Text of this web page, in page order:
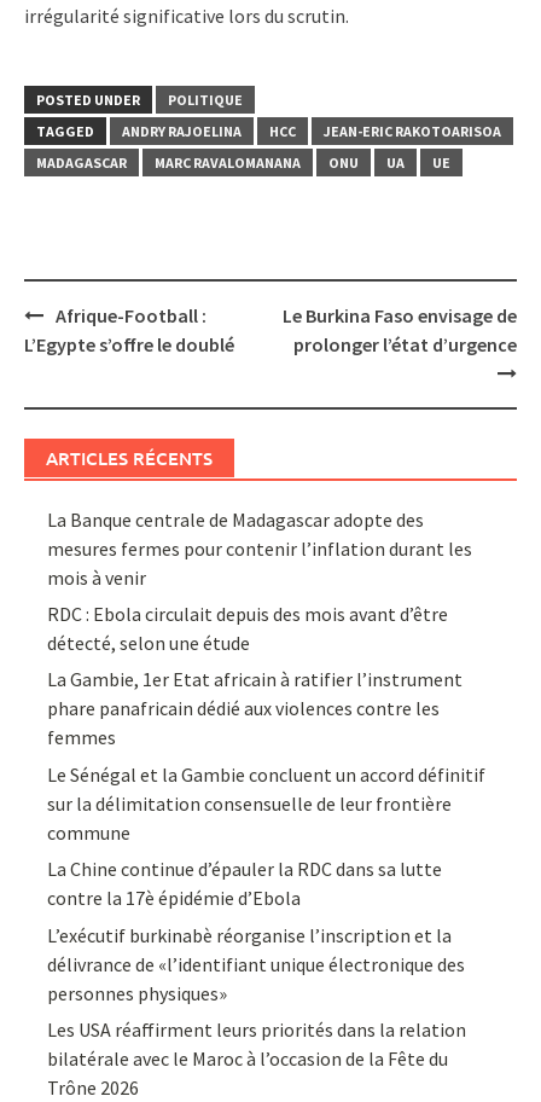
irrégularité significative lors du scrutin.
POSTED UNDER
POLITIQUE
TAGGED
ANDRY RAJOELINA HCC
JEAN-ERIC RAKOTOARISOA
MADAGASCAR
MARC RAVALOMANANA ONU UA UE
Post
navigation
Afrique-Football :
L’Egypte s’offre le doublé
Le Burkina Faso envisage de
prolonger l’état d’urgence
ARTICLES RÉCENTS
La Banque centrale de Madagascar adopte des
mesures fermes pour contenir l’inflation durant les
mois à venir
RDC : Ebola circulait depuis des mois avant d’être
détecté, selon une étude
La Gambie, 1er Etat africain à ratifier l’instrument
phare panafricain dédié aux violences contre les
femmes
Le Sénégal et la Gambie concluent un accord définitif
sur la délimitation consensuelle de leur frontière
commune
La Chine continue d’épauler la RDC dans sa lutte
contre la 17è épidémie d’Ebola
L’exécutif burkinabè réorganise l’inscription et la
délivrance de «l’identifiant unique électronique des
personnes physiques»
Les USA réaffirment leurs priorités dans la relation
bilatérale avec le Maroc à l’occasion de la Fête du
Trône 2026